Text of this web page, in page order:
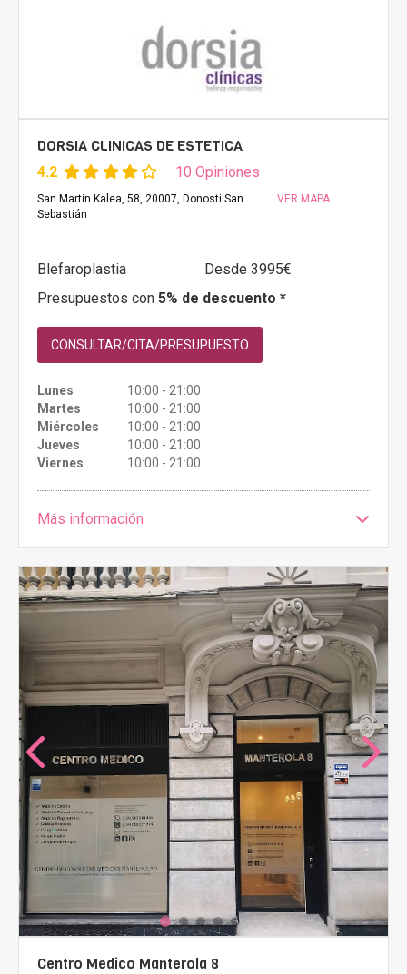
DORSIA CLINICAS DE ESTETICA
4.2 10 Opiniones
San Martin Kalea, 58, 20007, Donosti San
Sebastián
VER MAPA
Blefaroplastia
Desde 3995€
Presupuestos con 5% de descuento *
CONSULTAR/CITA/PRESUPUESTO
Lunes
10:00 - 21:00
Martes
10:00 - 21:00
Miércoles
10:00 - 21:00
Jueves
10:00 - 21:00
Viernes
10:00 - 21:00
Más información
Centro Medico Manterola 8